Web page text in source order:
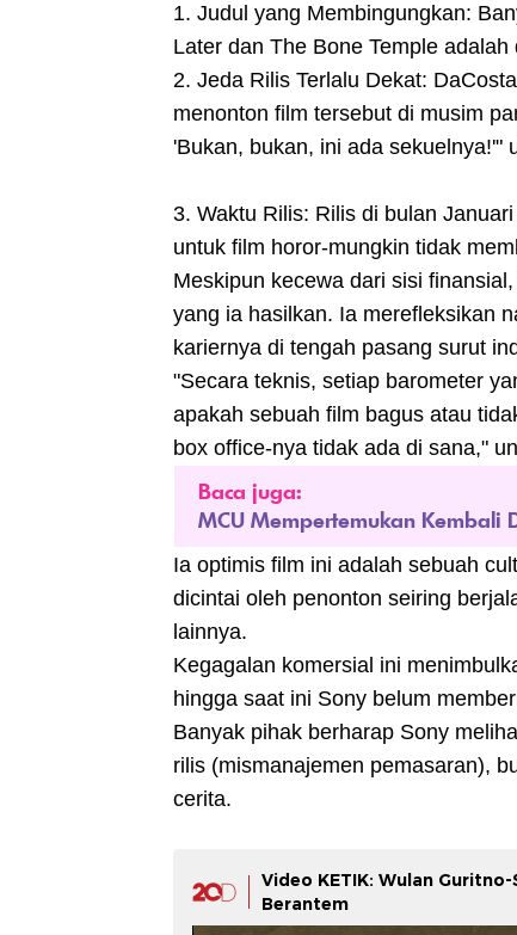
1. Judul yang Membingungkan:
Later dan The Bone Temple
2. Jeda Rilis Terlalu Dekat:
menonton film tersebut di musim
'Bukan, bukan, ini ada sekuelnya!'"
3. Waktu Rilis: Rilis di bulan
untuk film horor-mungkin tidak
Meskipun kecewa dari sisi
yang ia hasilkan. Ia merefleksikan
kariernya di tengah pasang surut
"Secara teknis, setiap barometer
apakah sebuah film bagus atau
box office-nya tidak ada di sana,"
Baca juga:
MCU Mempertemukan Kembali
Ia optimis film ini adalah sebuah
dicintai oleh penonton seiring
lainnya.
Kegagalan komersial ini
hingga saat ini Sony belum
Banyak pihak berharap Sony
rilis (mismanajemen pemasaran),
cerita.
Video KETIK: Wulan
Berantem